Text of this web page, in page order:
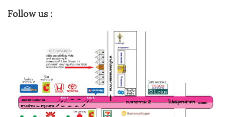
Follow us :